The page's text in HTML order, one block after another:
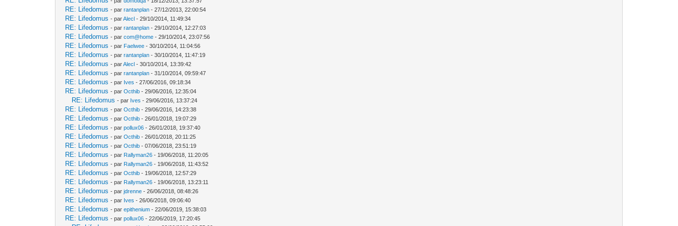
RE: Lifedomus - parrantanplan - 27/12/2013, 22:00:54
RE: Lifedomus - parAlecl - 29/10/2014, 11:49:34
RE: Lifedomus - parrantanplan - 29/10/2014, 12:27:03
RE: Lifedomus - parcom@home - 29/10/2014, 23:07:56
RE: Lifedomus - par Faelwee - 30/10/2014, 11:04:56
RE: Lifedomus - parrantanplan - 30/10/2014, 11:47:19
RE: Lifedomus - parAlecl - 30/10/2014, 13:39:42
RE: Lifedomus - parrantanplan - 31/10/2014, 09:59:47
RE: Lifedomus - par Ives - 27/06/2016, 09:18:34
RE: Lifedomus - parOcthib - 29/06/2016, 12:35:04
RE: Lifedomus - par Ives - 29/06/2016, 13:37:24
RE: Lifedomus - parOcthib - 29/06/2016, 14:23:38
RE: Lifedomus - parOcthib - 26/01/2018, 19:07:29
RE: Lifedomus - parpollux06 - 26/01/2018, 19:37:40
RE: Lifedomus - parOcthib - 26/01/2018, 20:11:25
RE: Lifedomus - parOcthib - 07/06/2018, 23:51:19
RE: Lifedomus - par Rallyman26 - 19/06/2018, 11:20:05
RE: Lifedomus - par Rallyman26 - 19/06/2018, 11:43:52
RE: Lifedomus - parOcthib - 19/06/2018, 12:57:29
RE: Lifedomus - par Rallyman26 - 19/06/2018, 13:23:11
RE: Lifedomus - parjdrenne - 26/06/2018, 08:48:26
RE: Lifedomus - par Ives - 26/06/2018, 09:06:40
RE: Lifedomus - parepithenium - 22/06/2019, 15:38:03
RE: Lifedomus - parpollux06 - 22/06/2019, 17:20:45